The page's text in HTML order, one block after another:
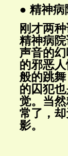
● 精神病
刚才两
精神病
声音的
的邪恶
般的跳
的囚犯
觉。当
常了，
影。